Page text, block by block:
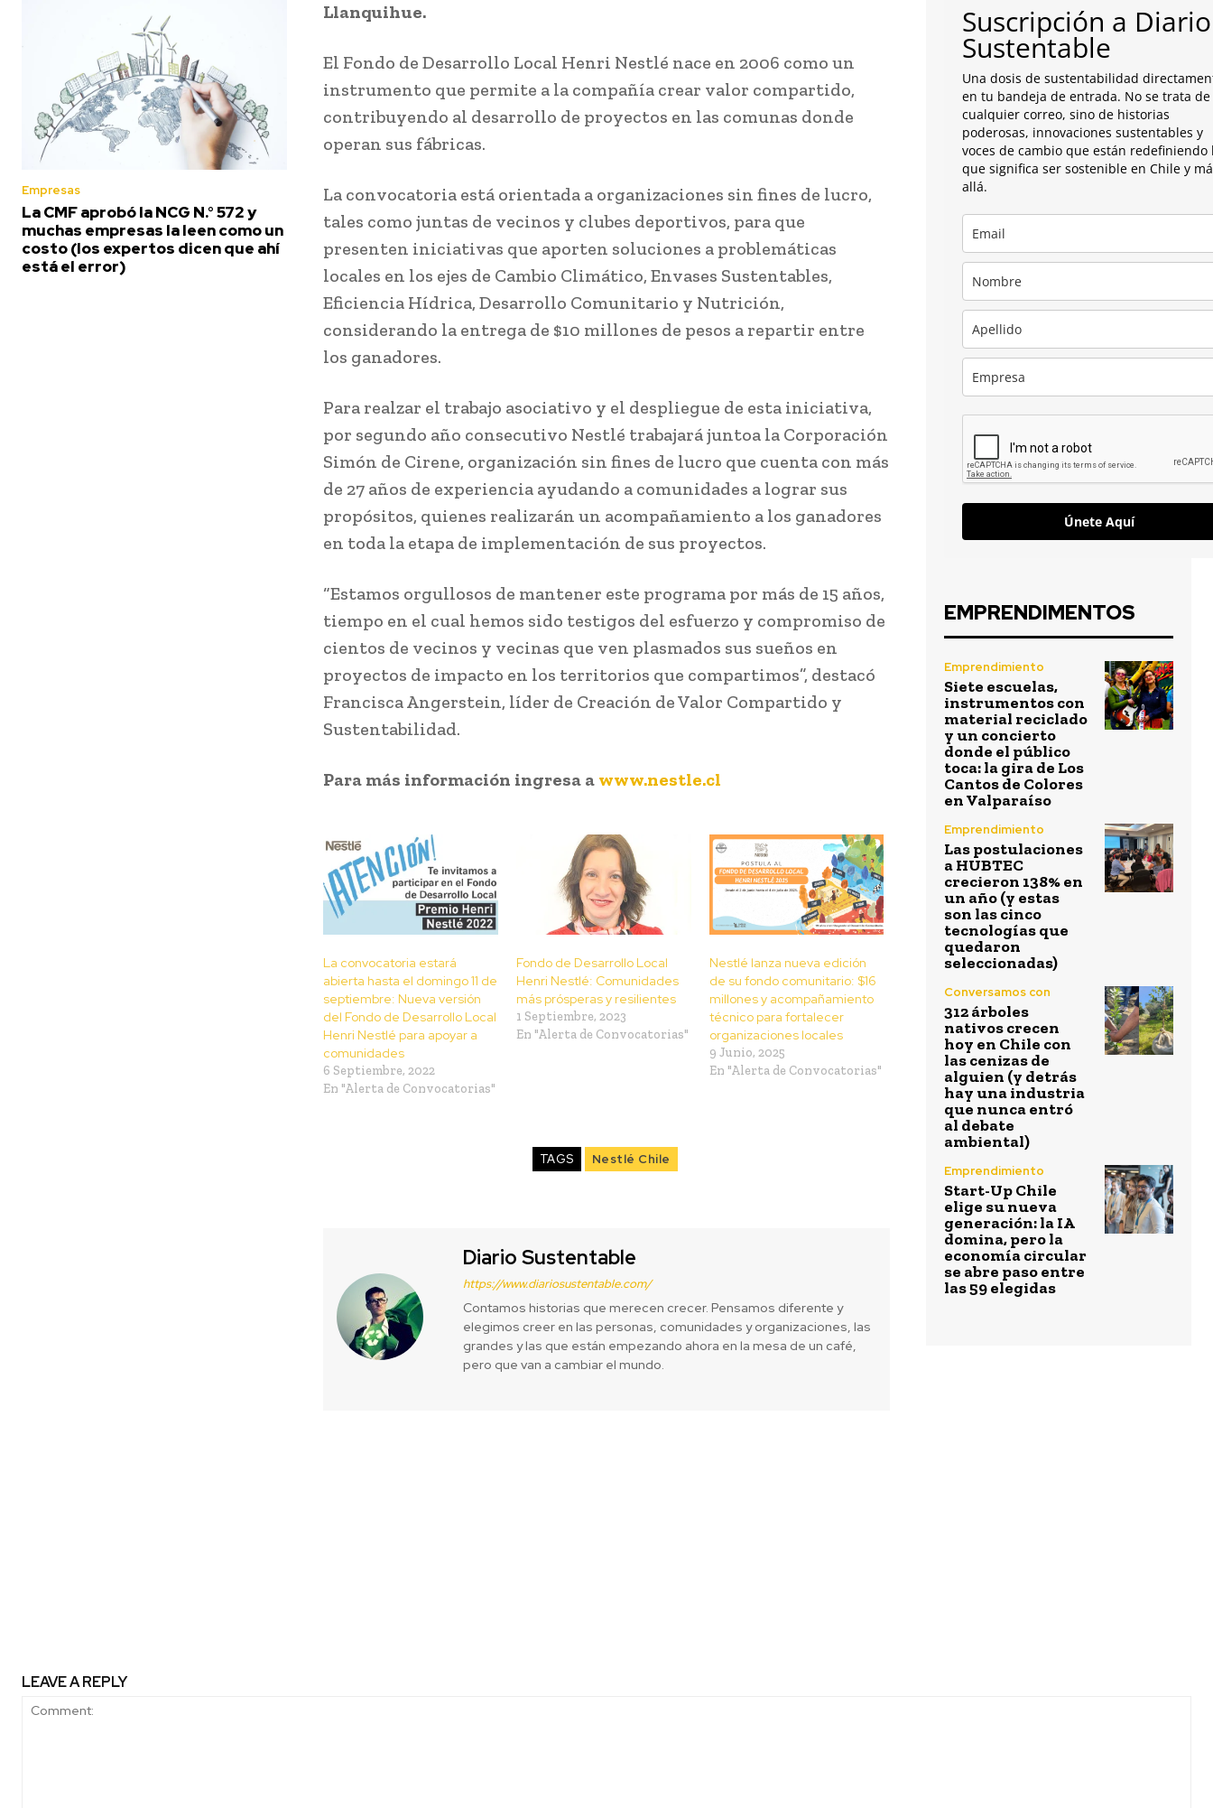
Empresas
La CMF aprobó la NCG N.° 572 y
muchas empresas la leen como un
costo (los expertos dicen que ahí
está el error)
Llanquihue.
El Fondo de Desarrollo Local Henri Nestlé nace en 2006 como un
instrumento que permite a la compañía crear valor compartido,
contribuyendo al desarrollo de proyectos en las comunas donde
operan sus fábricas.
La convocatoria está orientada a organizaciones sin fines de lucro,
tales como juntas de vecinos y clubes deportivos, para que
presenten iniciativas que aporten soluciones a problemáticas
locales en los ejes de Cambio Climático, Envases Sustentables,
Eficiencia Hídrica, Desarrollo Comunitario y Nutrición,
considerando la entrega de $10 millones de pesos a repartir entre
los ganadores.
Para realzar el trabajo asociativo y el despliegue de esta iniciativa,
por segundo año consecutivo Nestlé trabajará juntoa la Corporación
Simón de Cirene, organización sin fines de lucro que cuenta con más
de 27 años de experiencia ayudando a comunidades a lograr sus
propósitos, quienes realizarán un acompañamiento a los ganadores
en toda la etapa de implementación de sus proyectos.
“Estamos orgullosos de mantener este programa por más de 15 años,
tiempo en el cual hemos sido testigos del esfuerzo y compromiso de
cientos de vecinos y vecinas que ven plasmados sus sueños en
proyectos de impacto en los territorios que compartimos”, destacó
Francisca Angerstein, líder de Creación de Valor Compartido y
Sustentabilidad.
Para más información ingresa a www.nestle.cl
La convocatoria estará
abierta hasta el domingo 11 de
septiembre: Nueva versión
del Fondo de Desarrollo Local
Henri Nestlé para apoyar a
comunidades
6 Septiembre, 2022
En "Alerta de Convocatorias"
Fondo de Desarrollo Local
Henri Nestlé: Comunidades
más prósperas y resilientes
1 Septiembre, 2023
En "Alerta de Convocatorias"
Nestlé lanza nueva edición
de su fondo comunitario: $16
millones y acompañamiento
técnico para fortalecer
organizaciones locales
9 Junio, 2025
En "Alerta de Convocatorias"
TAGS Nestlé Chile
Diario Sustentable
https://www.diariosustentable.com/
Contamos historias que merecen crecer. Pensamos diferente y
elegimos creer en las personas, comunidades y organizaciones, las
grandes y las que están empezando ahora en la mesa de un café,
pero que van a cambiar el mundo.
Suscripción a Diario
Sustentable
Una dosis de sustentabilidad
en tu bandeja de entrada. No se trata de
cualquier correo, sino de historias
poderosas, innovaciones sustentables y
voces de cambio que están redefiniendo
que significa ser sostenible en Chile y
allá.
Únete Aquí
EMPRENDIMENTOS
Emprendimiento
Siete escuelas,
instrumentos con
material reciclado
y un concierto
donde el público
toca: la gira de Los
Cantos de Colores
en Valparaíso
Emprendimiento
Las postulaciones
a HUBTEC
crecieron 138% en
un año (y estas
son las cinco
tecnologías que
quedaron
seleccionadas)
Conversamos con
312 árboles
nativos crecen
hoy en Chile con
las cenizas de
alguien (y detrás
hay una industria
que nunca entró
al debate
ambiental)
Emprendimiento
Start-Up Chile
elige su nueva
generación: la IA
domina, pero la
economía circular
se abre paso entre
las 59 elegidas
LEAVE A REPLY